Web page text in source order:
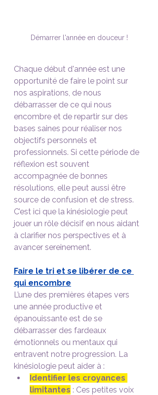
Démarrer l'année en douceur !
Chaque début d'année est une
opportunité de faire le point sur
nos aspirations, de nous
débarrasser de ce qui nous
encombre et de repartir sur des
bases saines pour réaliser nos
objectifs personnels et
professionnels. Si cette période de
réflexion est souvent
accompagnée de bonnes
résolutions, elle peut aussi être
source de confusion et de stress.
C’est ici que la kinésiologie peut
jouer un rôle décisif en nous aidant
à clarifier nos perspectives et à
avancer sereinement.
Faire le tri et se libérer de ce
qui encombre
L’une des premières étapes vers
une année productive et
épanouissante est de se
débarrasser des fardeaux
émotionnels ou mentaux qui
entravent notre progression. La
kinésiologie peut aider à :
Identifier les croyances
limitantes : Ces petites voix